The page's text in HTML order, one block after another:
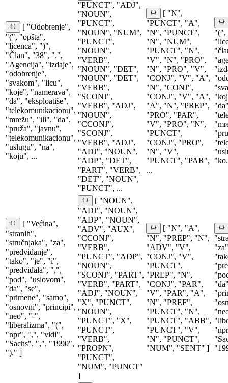
[ "Odobrenje",
"(", "opšta",
"licenca", ")",
"Član", "38", ".",
"Agencija", "izdaje",
"odobrenje",
"svakom", "licu",
"koje", "namerava",
"da", "eksploatiše",
"telekomunikacionu",
"mrežu", "ili", "da",
"pruža", "javnu",
"telekomunikacionu",
"uslugu", "na",
"koju", ...
"PUNCT", "ADJ",
"NOUN",
"PUNCT",
"NOUN", "NUM",
"PUNCT",
"NOUN",
"VERB",
"NOUN", "DET",
"NOUN", "DET",
"VERB",
"SCONJ",
"VERB", "ADJ",
"NOUN",
"CCONJ",
"SCONJ",
"VERB", "ADJ",
"ADJ", "NOUN",
"ADP", "DET",
"PART", "VERB",
"DET", "NOUN",
"PUNCT", ...
[ "N",
"PUNCT", "A",
"N", "PUNCT",
"N", "NUM",
"PUNCT", "N",
"V", "N", "PRO",
"N", "PRO", "V",
"CONJ", "V", "A",
"N", "CONJ",
"CONJ", "V", "A",
"A", "N", "PREP",
"PRO", "PAR",
"V", "PRO", "N",
"PUNCT",
"CONJ", "PRO",
"N", "V",
"PUNCT", "PAR",
...
"(",
[ "Većina",
"stranih",
"stručnjaka", "za",
"predviđanje",
"tako", "je", "i",
"predviđala", ",",
"pod", "uslovom",
"da", "se",
"primene", "samo",
"osnovni", "principi",
"neo", "-",
"liberalizma", "(",
"npr", ",", "vidi",
"Sachs", ",", "1990",
")." ]
[ "NOUN",
"ADJ", "NOUN",
"ADP", "NOUN",
"ADV", "AUX",
"CCONJ",
"VERB",
"PUNCT", "ADP",
"NOUN",
"SCONJ", "PART",
"VERB", "PART",
"ADJ", "NOUN",
"X", "PUNCT",
"NOUN",
"PUNCT", "X",
"PUNCT",
"VERB",
"PROPN",
"PUNCT",
"NUM", "PUNCT"
]
[ "N", "A",
"N", "PREP", "N",
"ADV", "V",
"CONJ", "V",
"PUNCT",
"PREP", "N",
"CONJ", "PAR",
"V", "PAR", "A",
"N", "PREF",
"PUNCT", "N",
"PUNCT", "ABB",
"PUNCT", "V",
"N", "PUNCT",
"NUM", "SENT" ]